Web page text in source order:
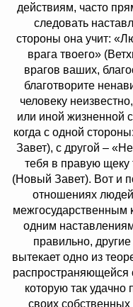
действиям, часто
следовать
стороны она учит:
врага твоего»
врагов ваших,
благотворите
человеку
или иной жизненной
когда с одной
Завет), с другой –
тебя в правую щеку
(Новый Завет). Вот и
отношениях
межгосударственным
одним
правильно,
вытекает одно из
распространяющейся
которую так
своих